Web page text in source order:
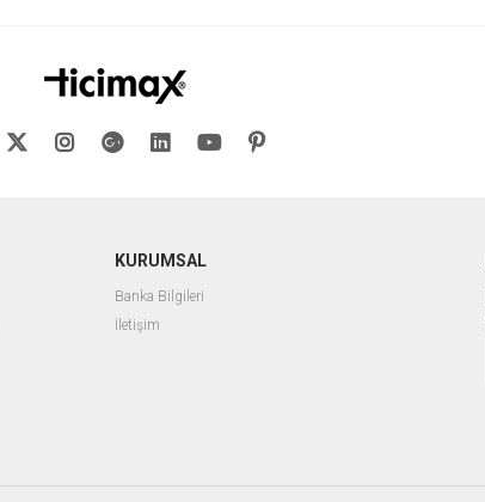
KURUMSAL
Banka Bilgileri
İletişim